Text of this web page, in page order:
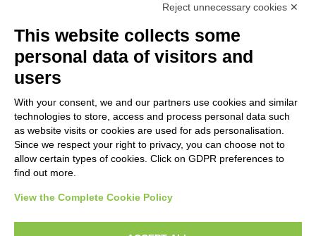
Photo Entry
Alinari, Fratelli , Montepulciano - Duomo. S. Giovanni
Photo Entry
Alinari, Fratelli , Montepulciano - Duomo. S. Giovanni
Battista (Tino da Camaino)
Reject unnecessary cookies ✕
This website collects some
personal data of visitors and
users
With your consent, we and our partners use cookies and similar
technologies to store, access and process personal data such
as website visits or cookies are used for ads personalisation.
Since we respect your right to privacy, you can choose not to
allow certain types of cookies. Click on GDPR preferences to
find out more.
View the Complete Cookie Policy